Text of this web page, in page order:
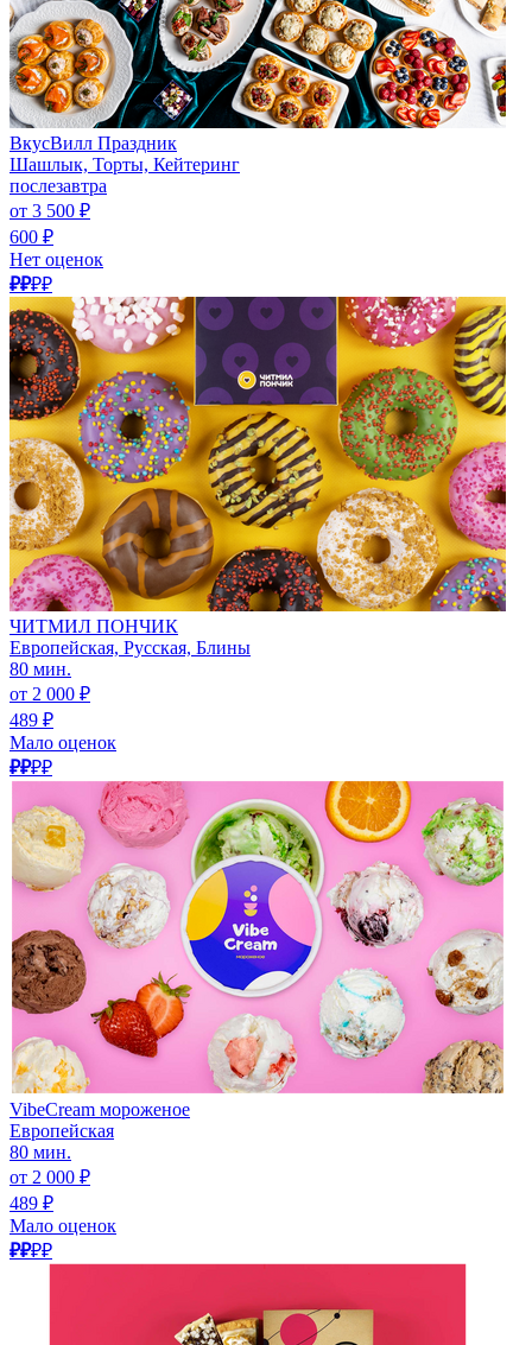
ВкусВилл Праздник
Шашлык, Торты, Кейтеринг
послезавтра
от 3 500 ₽
600 ₽
Нет оценок
₽₽₽₽
ЧИТМИЛ ПОНЧИК
Европейская, Русская, Блины
80 мин.
от 2 000 ₽
489 ₽
Мало оценок
₽₽₽₽
VibeCream мороженое
Европейская
80 мин.
от 2 000 ₽
489 ₽
Мало оценок
₽₽₽₽